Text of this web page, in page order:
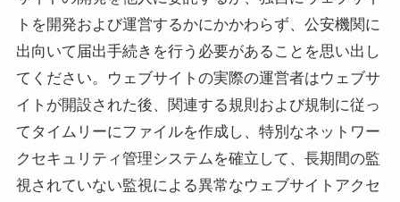
トを開発および運営するかにかかわらず、公安機関に
出向いて届出手続きを行う必要があることを思い出し
てください。ウェブサイトの実際の運営者はウェブサ
イトが開設された後、関連する規則および規制に従っ
てタイムリーにファイルを作成し、特別なネットワー
クセキュリティ管理システムを確立して、長期間の監
視されていない監視による異常なウェブサイトアクセ